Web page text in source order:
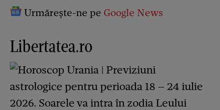
Urmărește-ne pe Google News
Libertatea.ro